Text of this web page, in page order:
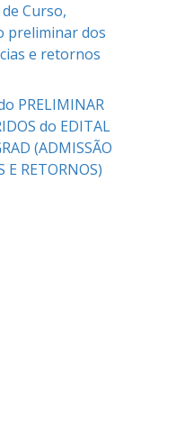
Curso,
preliminar dos
e retornos
PRELIMINAR
do EDITAL
(ADMISSÃO
E RETORNOS)